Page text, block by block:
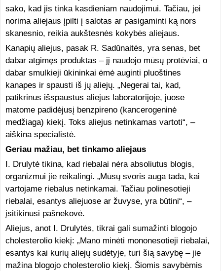
sako, kad jis tinka kasdieniam naudojimui. Tačiau, jei
norima aliejaus įpilti į salotas ar pasigaminti ką nors
skanesnio, reikia aukštesnės kokybės aliejaus.
Kanapių aliejus, pasak R. Sadūnaitės, yra senas, bet
dabar atgimęs produktas – jį naudojo mūsų protėviai, o
dabar smulkieji ūkininkai ėmė auginti pluoštines
kanapes ir spausti iš jų aliejų. „Negerai tai, kad,
patikrinus išspaustus aliejus laboratorijoje, juose
matome padidėjusį benzpireno (kancerogeninė
medžiaga) kiekį. Toks aliejus netinkamas vartoti“, –
aiškina specialistė.
Geriau mažiau, bet tinkamo aliejaus
I. Drulytė tikina, kad riebalai nėra absoliutus blogis,
organizmui jie reikalingi. „Mūsų svoris auga tada, kai
vartojame riebalus netinkamai. Tačiau polinesotieji
riebalai, esantys aliejuose ar žuvyse, yra būtini“, –
įsitikinusi pašnekovė.
Aliejus, anot I. Drulytės, tikrai gali sumažinti blogojo
cholesterolio kiekį: „Mano minėti mononesotieji riebalai,
esantys kai kurių aliejų sudėtyje, turi šią savybę – jie
mažina blogojo cholesterolio kiekį. Šiomis savybėmis